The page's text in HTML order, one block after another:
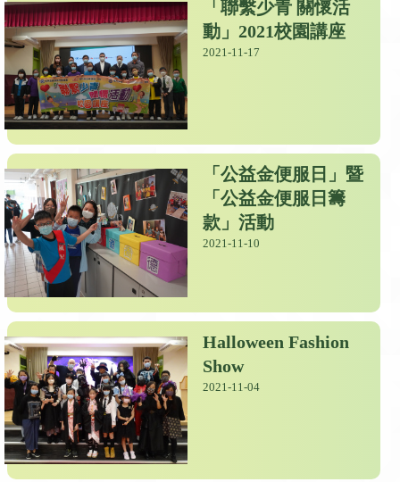
「聯繫少青 關懷活
動」2021校園講座
2021-11-17
「公益金便服日」暨
「公益金便服日籌
款」活動
2021-11-10
Halloween Fashion
Show
2021-11-04